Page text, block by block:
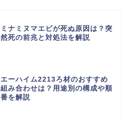
ミナミヌマエビが死ぬ原因は？突
然死の前兆と対処法を解説
エーハイム2213ろ材のおすすめ
組み合わせは？用途別の構成や順
番を解説